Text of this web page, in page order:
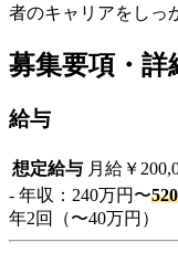
者のキャリアをしっ
募集要項・詳
給与
想定給与 月給￥
- 年収：240万円〜
年2回（〜40万円）